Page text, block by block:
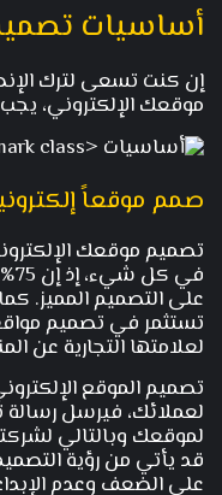
أساسيات
إن كنت تسعى لترك
موقعك الإلكتروني، يجب
صمم موقعاً
تصميم موقعك
تستثمر في تصميم
لعلامتها التجارية عن
تصميم الموقع
لعملائك، فيرسل رسالة
لموقعك وبالتالي
قد يأتي من رؤية
على الضعف وعدم